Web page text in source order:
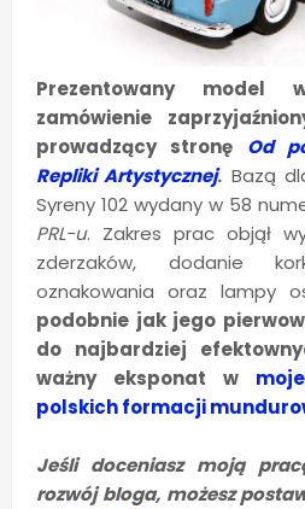
Prezentowany model
zamówienie
prowadzący stronę Od
Repliki Artystycznej. Bazą
Syreny 102 wydany w 58
PRL-u. Zakres prac objął
zderzaków, dodanie
oznakowania oraz lampy
podobnie jak jego
do najbardziej
ważny eksponat w
polskich formacji
Jeśli doceniasz moją
rozwój bloga, możesz